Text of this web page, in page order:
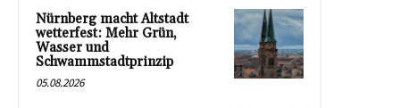
Nürnberg macht Altstadt
wetterfest: Mehr Grün,
Wasser und
Schwammstadtprinzip
05.08.2026